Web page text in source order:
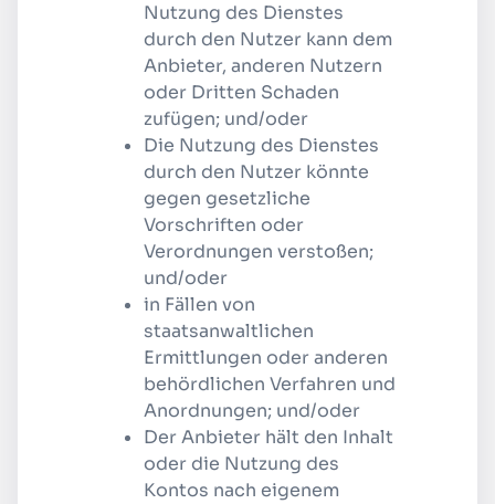
Nutzung des Dienstes
durch den Nutzer kann dem
Anbieter, anderen Nutzern
oder Dritten Schaden
zufügen; und/oder
Die Nutzung des Dienstes
durch den Nutzer könnte
gegen gesetzliche
Vorschriften oder
Verordnungen verstoßen;
und/oder
in Fällen von
staatsanwaltlichen
Ermittlungen oder anderen
behördlichen Verfahren und
Anordnungen; und/oder
Der Anbieter hält den Inhalt
oder die Nutzung des
Kontos nach eigenem